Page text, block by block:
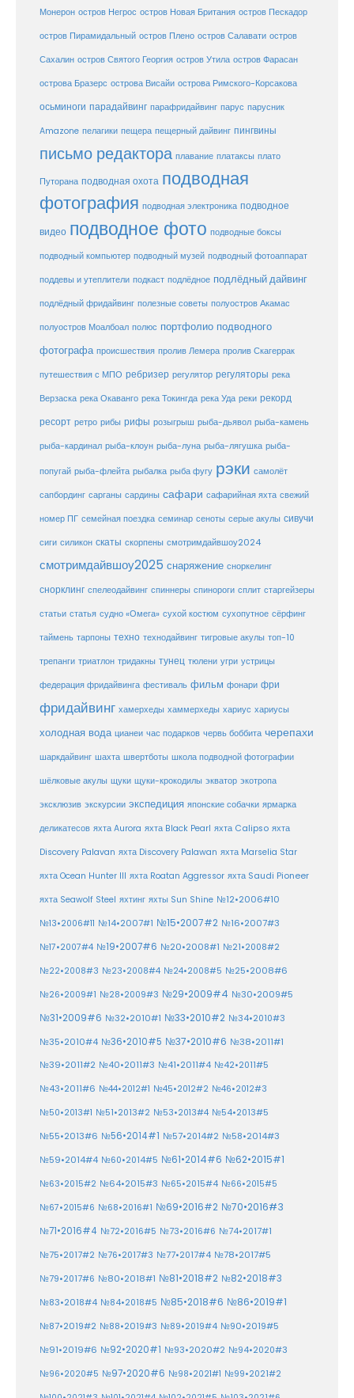
Монерон остров Негрос остров Новая Британия остров Пескадор
остров Пирамидальный остров Плено остров Салавати остров
Сахалин остров Святого Георгия остров Утила остров Фарасан
острова Бразерс острова Висайи острова Римского-Корсакова
осьминоги парадайвинг парафридайвинг парус парусник
Amazone пелагики пещера пещерный дайвинг пингвины
письмо редактора плавание платаксы плато
Путорана подводная охота подводная
фотография подводная электроника подводное
видео подводное фото подводные боксы
подводный компьютер подводный музей подводный фотоаппарат
поддевы и утеплители подкаст подлёдное подлёдный дайвинг
подлёдный фридайвинг полезные советы полуостров Акамас
полуостров Моалбоал полюс портфолио подводного
фотографа происшествия пролив Лемера пролив Скагеррак
путешествия с МПО ребризер регулятор регуляторы река
Верзаска река Окаванго река Токингда река Уда реки рекорд
ресорт ретро рибы рифы розыгрыш рыба-дьявол рыба-камень
рыба-кардинал рыба-клоун рыба-луна рыба-лягушка рыба-
попугай рыба-флейта рыбалка рыба фугу рэки самолёт
сапбординг сарганы сардины сафари сафарийная яхта свежий
номер ПГ семейная поездка семинар сеноты серые акулы сивучи
сиги силикон скаты скорпены смотримдайвшоу2024
смотримдайвшоу2025 снаряжение сноркелинг
снорклинг спелеодайвинг спиннеры спинороги сплит старгейзеры
статьи статья судно «Омега» сухой костюм сухопутное сёрфинг
таймень тарпоны техно технодайвинг тигровые акулы топ-10
трепанги триатлон тридакны тунец тюлени угри устрицы
федерация фридайвинга фестиваль фильм фонари фри
фридайвинг хамерхеды хаммерхеды хариус хариусы
холодная вода цианеи час подарков червь боббита черепахи
шаркдайвинг шахта швертботы школа подводной фотографии
шёлковые акулы щуки щуки-крокодилы экватор экотропа
эксклюзив экскурсии экспедиция японские собачки ярмарка
деликатесов яхта Aurora яхта Black Pearl яхта Calipso яхта
Discovery Palavan яхта Discovery Palawan яхта Marselia Star
яхта Ocean Hunter III яхта Roatan Aggressor яхта Saudi Pioneer
яхта Seawolf Steel яхтинг яхты Sun Shine №12•2006#10
№13•2006#11 №14•2007#1 №15•2007#2 №16•2007#3
№17•2007#4 №19•2007#6 №20•2008#1 №21•2008#2
№22•2008#3 №23•2008#4 №24•2008#5 №25•2008#6
№26•2009#1 №28•2009#3 №29•2009#4 №30•2009#5
№31•2009#6 №32•2010#1 №33•2010#2 №34•2010#3
№35•2010#4 №36•2010#5 №37•2010#6 №38•2011#1
№39•2011#2 №40•2011#3 №41•2011#4 №42•2011#5
№43•2011#6 №44•2012#1 №45•2012#2 №46•2012#3
№50•2013#1 №51•2013#2 №53•2013#4 №54•2013#5
№55•2013#6 №56•2014#1 №57•2014#2 №58•2014#3
№59•2014#4 №60•2014#5 №61•2014#6 №62•2015#1
№63•2015#2 №64•2015#3 №65•2015#4 №66•2015#5
№67•2015#6 №68•2016#1 №69•2016#2 №70•2016#3
№71•2016#4 №72•2016#5 №73•2016#6 №74•2017#1
№75•2017#2 №76•2017#3 №77•2017#4 №78•2017#5
№79•2017#6 №80•2018#1 №81•2018#2 №82•2018#3
№83•2018#4 №84•2018#5 №85•2018#6 №86•2019#1
№87•2019#2 №88•2019#3 №89•2019#4 №90•2019#5
№91•2019#6 №92•2020#1 №93•2020#2 №94•2020#3
№96•2020#5 №97•2020#6 №98•2021#1 №99•2021#2